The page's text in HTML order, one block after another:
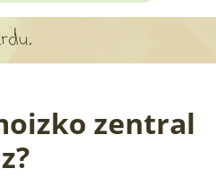
8 URRATS
zentral